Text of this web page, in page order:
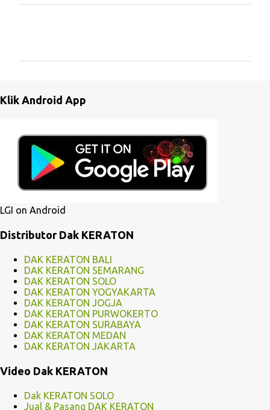
t
r
Klik Android App
LGI on Android
Distributor Dak KERATON
DAK KERATON BALI
DAK KERATON SEMARANG
DAK KERATON SOLO
DAK KERATON YOGYAKARTA
DAK KERATON JOGJA
DAK KERATON PURWOKERTO
DAK KERATON SURABAYA
DAK KERATON MEDAN
DAK KERATON JAKARTA
Video Dak KERATON
Dak KERATON SOLO
Jual & Pasang DAK KERATON